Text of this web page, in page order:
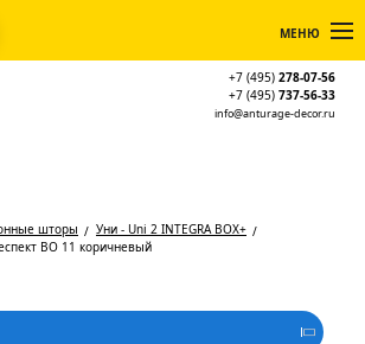
МЕНЮ
+7 (495) 278-07-56
+7 (495) 737-56-33
info@anturage-decor.ru
шторы
Уни - Uni 2 INTEGRA BOX+
BO 11 коричневый